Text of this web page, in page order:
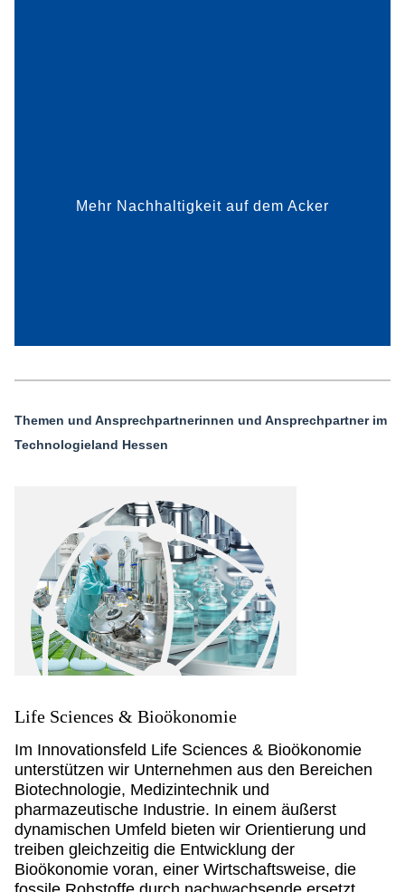
Mehr Nachhaltigkeit auf dem Acker
Themen und Ansprechpartnerinnen und Ansprechpartner im
Technologieland Hessen
Life Sciences & Bioökonomie
Im Innovationsfeld Life Sciences & Bioökonomie
unterstützen wir Unternehmen aus den Bereichen
Biotechnologie, Medizintechnik und
pharmazeutische Industrie. In einem äußerst
dynamischen Umfeld bieten wir Orientierung und
treiben gleichzeitig die Entwicklung der
Bioökonomie voran, einer Wirtschaftsweise, die